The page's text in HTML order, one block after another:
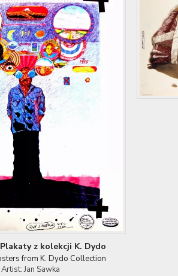
z kolekcji K. Dydo
from K. Dydo Collection
Artist: Jan Sawka